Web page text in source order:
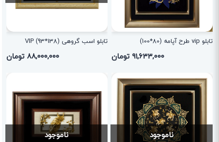
تابلو vip طرح آپامه (80*100)
۹۱,۶۳۳,۰۰۰ تومان
تابلو اسب گروهی VIP (93*138)
۸۸,۰۰۰,۰۰۰ تومان
ناموجود ناموجود